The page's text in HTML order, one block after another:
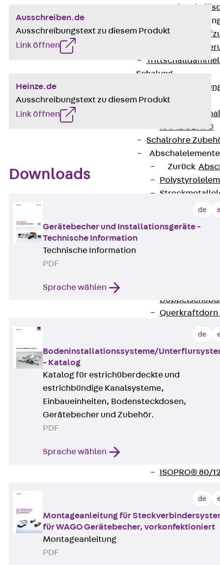
Zurück
Zurück
Schalung
Schalrohre
RAPIDOBAT®
Schalrohre
Zurück
Querkraftdorn
Wärmedämmung
Zurück
ISOPRO® 80/
ISOMUR®
Digitale Lösungen
Ausschreiben.de
Ausschreibungstext zu diesem Produkt
Link öffnen
Heinze.de
Ausschreibungstext zu diesem Produkt
Link öffnen
Downloads
de
Gerätebecher und Installationsgeräte -
Technische Information
Technische Information
PDF
Sprache wählen
de
Bodeninstallationssysteme/
- Katalog
Katalog für estrichüberdeckte und
estrichbündige Kanalsysteme,
Einbaueinheiten, Bodensteckdosen,
Gerätebecher und Zubehör.
PDF
Sprache wählen
de
Montageanleitung für
für WAGO Gerätebecher, vorkonfektioniert
Montageanleitung
PDF